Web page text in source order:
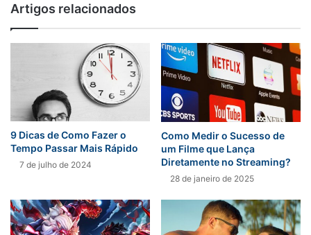
Artigos relacionados
9 Dicas de Como Fazer o
Tempo Passar Mais Rápido
7 de julho de 2024
Como Medir o Sucesso de
um Filme que Lança
Diretamente no Streaming?
28 de janeiro de 2025